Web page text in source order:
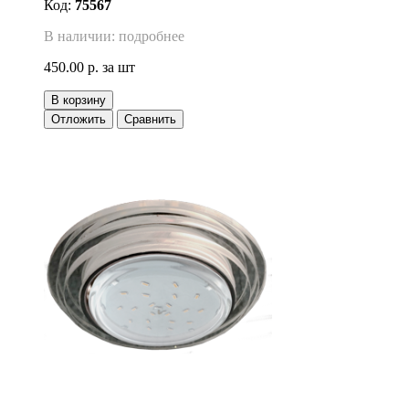
Код: 75567
В наличии: подробнее
450.00 р. за шт
В корзину
Отложить
Сравнить